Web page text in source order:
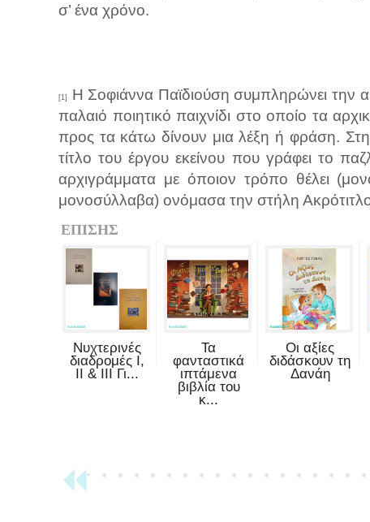
σ’ ένα χρόνο.
[1]
Η Σοφιάννα Παϊδιούση συμπληρώνει την
παλαιό ποιητικό παιχνίδι στο οποίο τα
προς τα κάτω δίνουν μια λέξη ή φράση.
τίτλο του έργου εκείνου που γράφει το
αρχιγράμματα με όποιον τρόπο θέλει
μονοσύλλαβα) ονόμασα την στήλη
ΕΠΙΣΗΣ
Νυχτερινές
διαδρομές Ι,
ΙΙ & ΙΙΙ Γι...
Τα
φανταστικά
ιπτάμενα
βιβλία του
κ...
Οι αξίες
διδάσκουν τη
Δανάη